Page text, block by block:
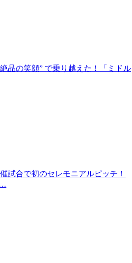
品の笑顔” で乗り越えた！「ミドル
試合で初のセレモニアルピッチ！
…